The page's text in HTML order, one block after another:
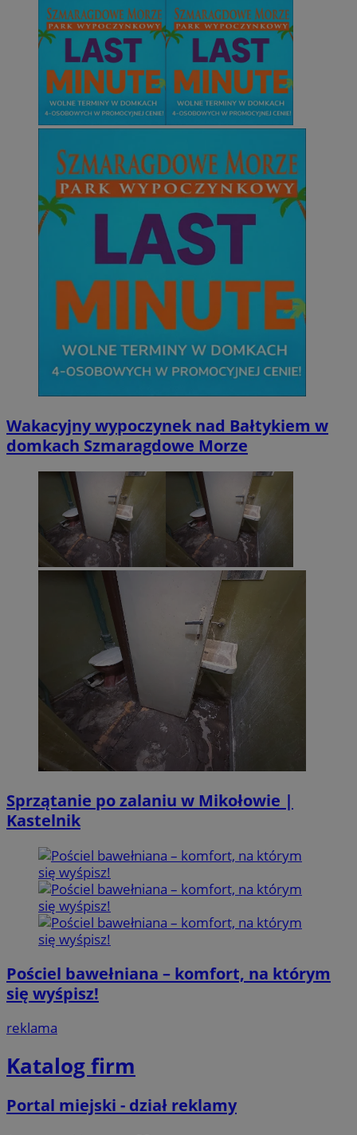
Wakacyjny wypoczynek nad Bałtykiem w
domkach Szmaragdowe Morze
Sprzątanie po zalaniu w Mikołowie |
Kastelnik
Pościel bawełniana – komfort, na którym
się wyśpisz!
reklama
Katalog firm
Portal miejski - dział reklamy